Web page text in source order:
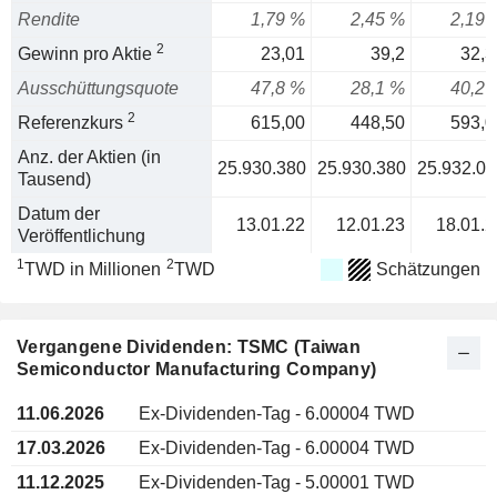
Rendite
1,79 % 2,45 %
2,19
Gewinn pro Aktie 2 23,01 39,2
Ausschüttungsquote
47,8 % 28,1 %
40,2
Referenzkurs 2 615,00 448,50
Anz. der Aktien (in
Tausend)
25.930.380 25.930.380
Datum der
Veröffentlichung
13.01.22 12.01.23
1TWD in Millionen 2TWD Schätzungen
Vergangene Dividenden: TSMC (Taiwan
Semiconductor Manufacturing Company)
11.06.2026
Ex-Dividenden-Tag - 6.00004 TWD
17.03.2026
Ex-Dividenden-Tag - 6.00004 TWD
11.12.2025
Ex-Dividenden-Tag - 5.00001 TWD